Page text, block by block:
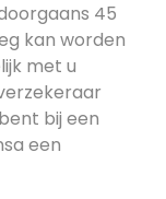
45
kan worden
met u
bij een
een